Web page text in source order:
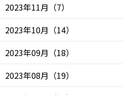
2023年11月 （7）
2023年10月 （14）
2023年09月 （18）
2023年08月 （19）